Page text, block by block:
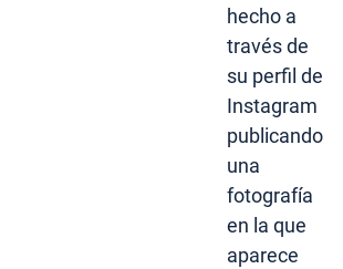
hecho a
través de
su perfil de
Instagram
publicando
una
fotografía
en la que
aparece